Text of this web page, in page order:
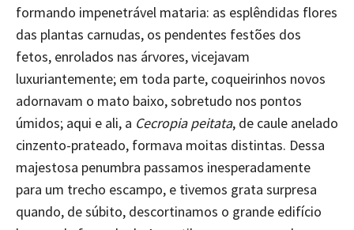
formando impenetrável mataria: as esplêndidas flores
das plantas carnudas, os pendentes festões dos
fetos, enrolados nas árvores, vicejavam
luxuriantemente; em toda parte, coqueirinhos novos
adornavam o mato baixo, sobretudo nos pontos
úmidos; aqui e ali, a Cecropia peitata, de caule anelado
cinzento-prateado, formava moitas distintas. Dessa
majestosa penumbra passamos inesperadamente
para um trecho escampo, e tivemos grata surpresa
quando, de súbito, descortinamos o grande edifício